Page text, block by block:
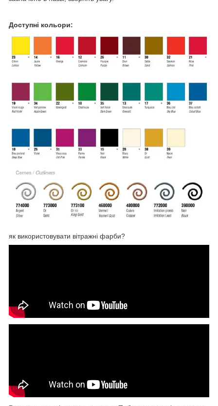
Доступні кольори:
як використовувати вітражні фарби?